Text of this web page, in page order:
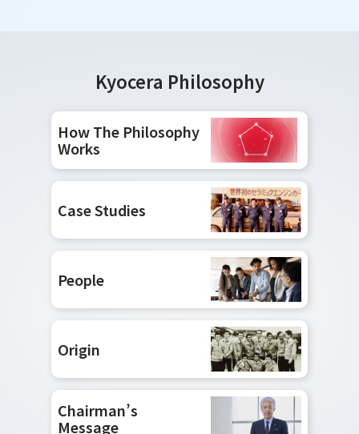
Kyocera Philosophy
How The Philosophy
Works
Case Studies
People
Origin
Chairman’s
Message